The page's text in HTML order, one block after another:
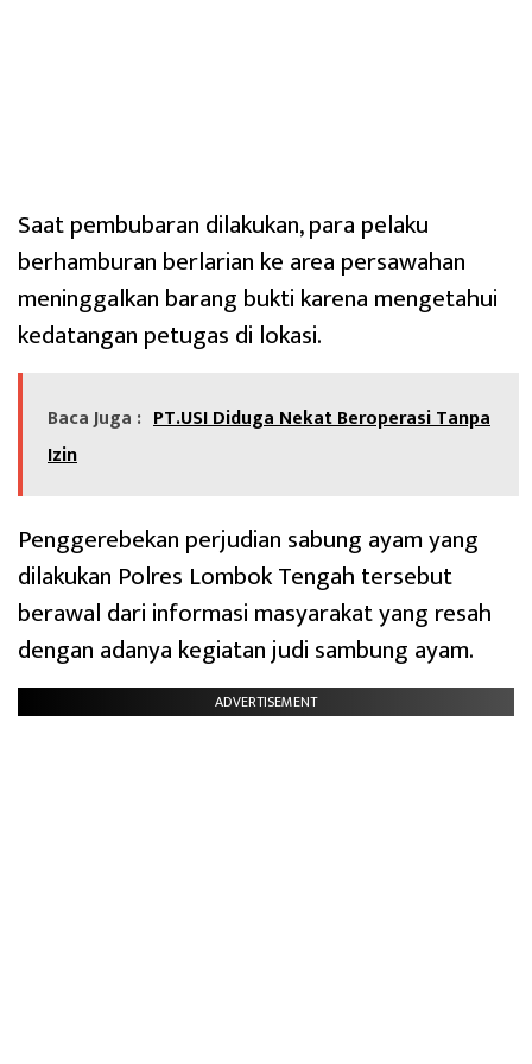
Saat pembubaran dilakukan, para pelaku
berhamburan berlarian ke area persawahan
meninggalkan barang bukti karena mengetahui
kedatangan petugas di lokasi.
Baca Juga : PT.USI Diduga Nekat Beroperasi Tanpa
Izin
Penggerebekan perjudian sabung ayam yang
dilakukan Polres Lombok Tengah tersebut
berawal dari informasi masyarakat yang resah
dengan adanya kegiatan judi sambung ayam.
ADVERTISEMENT